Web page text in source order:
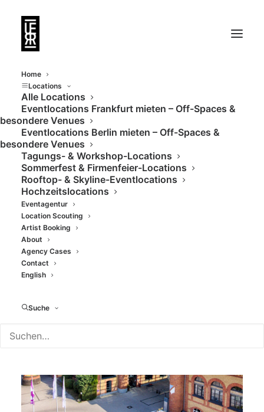
Home
Locations
Alle Locations
Eventlocations Frankfurt mieten – Off-Spaces &
besondere Venues
Eventlocations Berlin mieten – Off-Spaces &
besondere Venues
Tagungs- & Workshop-Locations
Sommerfest & Firmenfeier-Locations
Rooftop- & Skyline-Eventlocations
Hochzeitslocations
Eventagentur
Location Scouting
Artist Booking
About
Agency Cases
Contact
English
Suche
Große Hallen in
ehemaligem
Schlachthof